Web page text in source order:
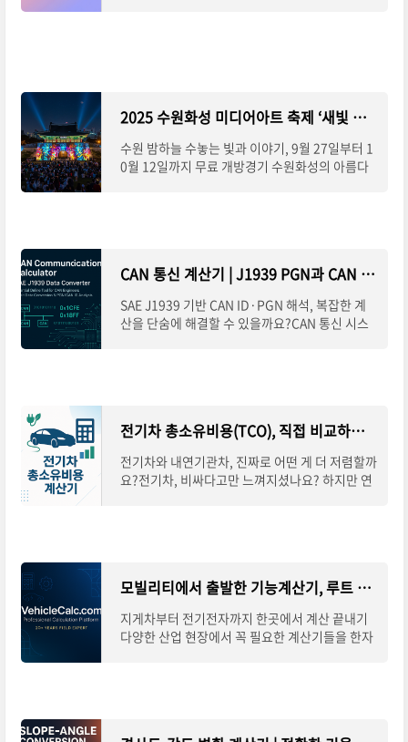
2025 수원화성 미디어아트 축제 ‘새빛 향연’, 야경 명소로 떠오르다
수원 밤하늘 수놓는 빛과 이야기, 9월 27일부터 1
0월 12일까지 무료 개방경기 수원화성의 아름다
CAN 통신 계산기 | J1939 PGN과 CAN ID, 이젠 쉽게 변환하세요
SAE J1939 기반 CAN ID·PGN 해석, 복잡한 계
산을 단숨에 해결할 수 있을까요?CAN 통신 시스
전기차 총소유비용(TCO), 직접 비교하고 계산하세요
전기차와 내연기관차, 진짜로 어떤 게 더 저렴할까
요?전기차, 비싸다고만 느껴지셨나요? 하지만 연
모빌리티에서 출발한 기능계산기, 루트 페이지 안내
지게차부터 전기전자까지 한곳에서 계산 끝내기
다양한 산업 현장에서 꼭 필요한 계산기들을 한자